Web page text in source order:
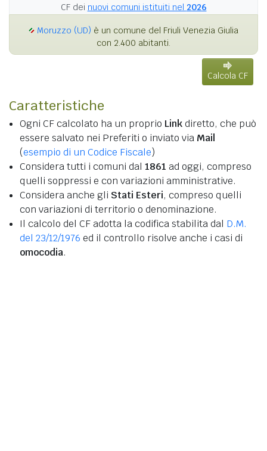
CF dei nuovi comuni istituiti nel 2026
Moruzzo (UD) è un comune del Friuli Venezia Giulia
con 2.400 abitanti.
Calcola CF
Caratteristiche
Ogni CF calcolato ha un proprio Linkdiretto, che può
essere salvato nei Preferiti o inviato via Mail
(esempio di un Codice Fiscale)
Considera tutti i comuni dal 1861 ad oggi, compreso
quelli soppressi e con variazioni amministrative.
Considera anche gli Stati Esteri, compreso quelli
con variazioni di territorio o denominazione.
Il calcolo del CF adotta la codifica stabilita dal D.M.
del 23/12/1976 ed il controllo risolve anche i casi di
omocodia.